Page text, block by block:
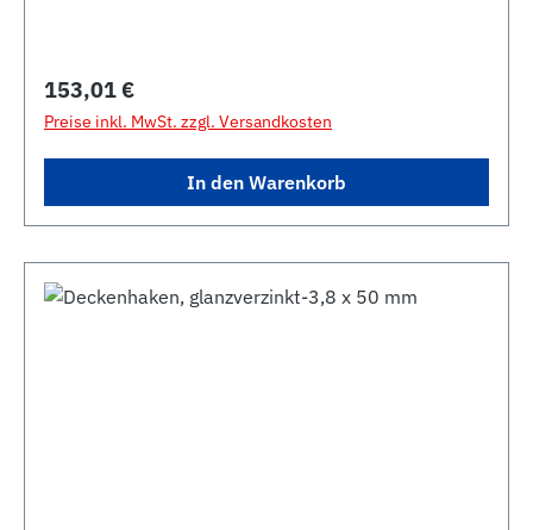
Regulärer Preis:
153,01 €
Preise inkl. MwSt. zzgl. Versandkosten
In den Warenkorb